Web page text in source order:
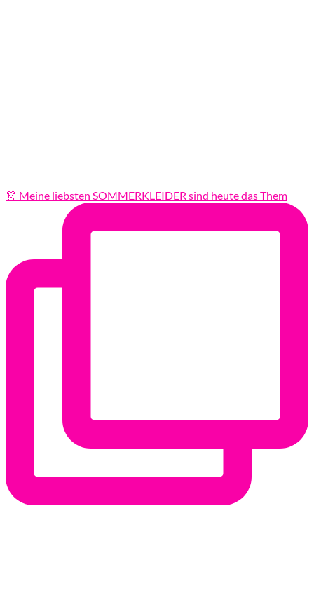
👗 Meine liebsten SOMMERKLEIDER sind heute das Them